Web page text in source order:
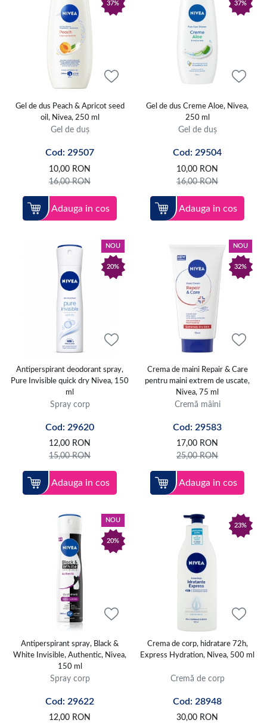
37%
Gel de dus Peach & Apricot seed
oil, Nivea, 250 ml
Gel de duș
Cod: 29507
10,00 RON
16,00RON
Adauga in cos
37%
Gel de dus Creme Aloe, Nivea,
250 ml
Gel de duș
Cod: 29504
10,00 RON
16,00RON
Adauga in cos
NOU
20%
Antiperspirant deodorant spray,
Pure Invisible quick dry Nivea, 150
ml
Spray corp
Cod: 29620
12,00 RON
15,00RON
Adauga in cos
NOU
32%
Crema de maini Repair & Care
pentru maini extrem de uscate,
Nivea, 75 ml
Cremă mâini
Cod: 29583
17,00 RON
25,00RON
Adauga in cos
NOU
20%
Antiperspirant spray, Black &
White Invisible, Authentic, Nivea,
150 ml
Spray corp
Cod: 29622
12,00 RON
23%
Crema de corp, hidratare 72h,
Express Hydration, Nivea, 500 ml
Cremă de corp
Cod: 28948
30,00 RON